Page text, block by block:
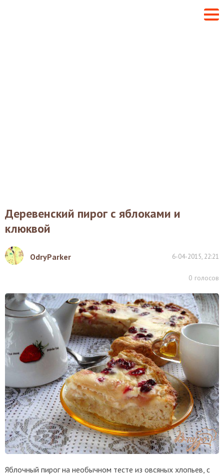
Деревенский пирог с яблоками и
клюквой
OdryParker 6-04-2015, 22:21
0 голосов
Яблочный пирог на необычном тесте из овсяных хлопьев, с